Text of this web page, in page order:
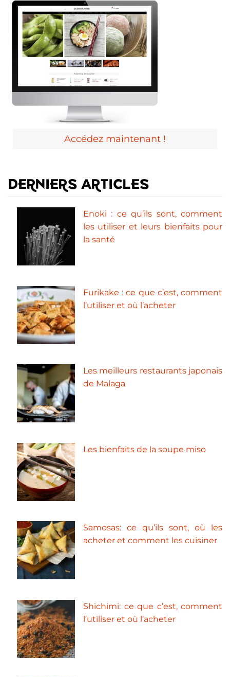
Accédez maintenant !
DERNIERS ARTICLES
Enoki : ce qu’ils sont, comment
les utiliser et leurs bienfaits pour
la santé
Furikake : ce que c’est, comment
l’utiliser et où l’acheter
Les meilleurs restaurants japonais
de Malaga
Les bienfaits de la soupe miso
Samosas: ce qu’ils sont, où les
acheter et comment les cuisiner
Shichimi: ce que c’est, comment
l’utiliser et où l’acheter